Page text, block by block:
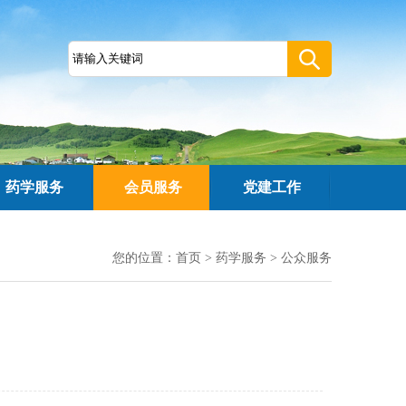
药学服务 会员服务 党建工作
您的位置： 首页 > 药学服务 > 公众服务